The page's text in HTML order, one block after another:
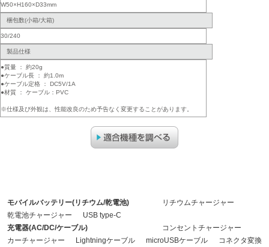
W50×H160×D33mm
梱包数(小箱/大箱)
30/240
製品仕様
●質量 ： 約20g
●ケーブル長 ： 約1.0m
●ケーブル定格 ： DC5V/1A
●材質 ： ケーブル：PVC
※仕様及び外観は、性能改良のため予告なく変更することがあります。
モバイルバッテリー(リチウム/乾電池)
リチウムチャージャー
乾電池チャージャー
USB type-C
充電器(AC/DC/ケーブル)
コンセントチャージャー
カーチャージャー
Lightningケーブル microUSBケーブル コネクタ変換